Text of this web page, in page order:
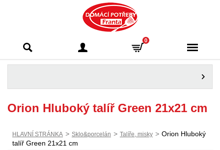
Franta - Příbram
0
Orion Hluboký talíř Green 21x21 cm
HLAVNÍ STRÁNKA > Sklo&porcelán > Talíře, misky > Orion Hluboký
talíř Green 21x21 cm